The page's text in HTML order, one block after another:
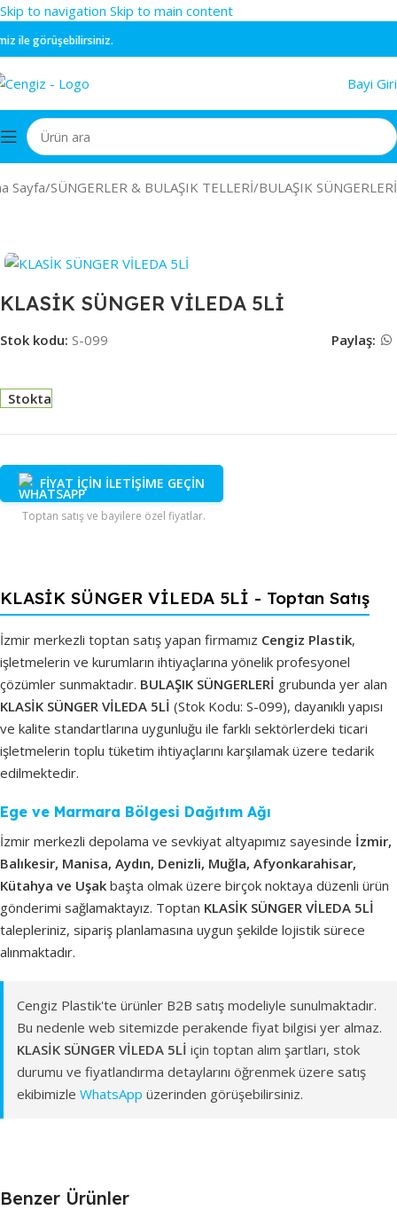
Skip to navigation Skip to main content
ile görüşebilirsiniz.
Bayi
Sayfa/SÜNGERLER & BULAŞIK TELLERİ/BULAŞIK SÜNGERLERİ
KLASİK SÜNGER VİLEDA 5Lİ
Stok kodu: S-099 Paylaş:
Stokta
FİYAT İÇİN İLETİŞİME GEÇİN
Toptan satış ve bayilere özel fiyatlar.
KLASİK SÜNGER VİLEDA 5Lİ - Toptan Satış
İzmir merkezli toptan satış yapan firmamız Cengiz Plastik,
işletmelerin ve kurumların ihtiyaçlarına yönelik profesyonel
çözümler sunmaktadır. BULAŞIK SÜNGERLERİ grubunda yer alan
KLASİK SÜNGER VİLEDA 5Lİ (Stok Kodu: S-099), dayanıklı yapısı
ve kalite standartlarına uygunluğu ile farklı sektörlerdeki ticari
işletmelerin toplu tüketim ihtiyaçlarını karşılamak üzere tedarik
edilmektedir.
Ege ve Marmara Bölgesi Dağıtım Ağı
İzmir merkezli depolama ve sevkiyat altyapımız sayesinde İzmir,
Balıkesir, Manisa, Aydın, Denizli, Muğla, Afyonkarahisar,
Kütahya ve Uşak başta olmak üzere birçok noktaya düzenli ürün
gönderimi sağlamaktayız. Toptan KLASİK SÜNGER VİLEDA 5Lİ
talepleriniz, sipariş planlamasına uygun şekilde lojistik sürece
alınmaktadır.
Cengiz Plastik'te ürünler B2B satış modeliyle sunulmaktadır.
Bu nedenle web sitemizde perakende fiyat bilgisi yer almaz.
KLASİK SÜNGER VİLEDA 5Lİ için toptan alım şartları, stok
durumu ve fiyatlandırma detaylarını öğrenmek üzere satış
ekibimizle WhatsApp üzerinden görüşebilirsiniz.
Benzer Ürünler